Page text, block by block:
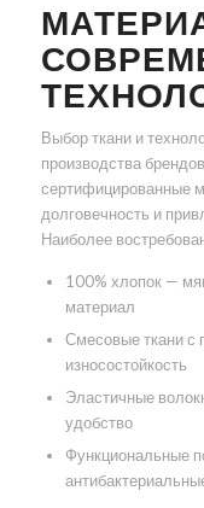
Выбор ткани и
производства
сертифицированные
долговечность и
Наиболее
100% хлопок —
материал
Смесовые ткани с
износостойкость
Эластичные
удобство
Функциональные